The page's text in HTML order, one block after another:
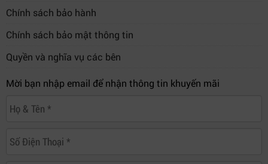
Chính sách bảo hành
Chính sách bảo mật thông tin
Quyền và nghĩa vụ các bên
Mời bạn nhập email để nhận thông tin khuyến mãi